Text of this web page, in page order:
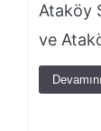
Ataköy
ve